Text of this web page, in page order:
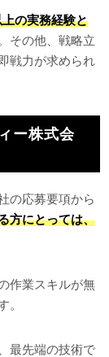
の実務経験と
その他、戦略立
戦力が求められ
ー株式会
の応募要項から
方にとっては、
作業スキルが無
。
最先端の技術で